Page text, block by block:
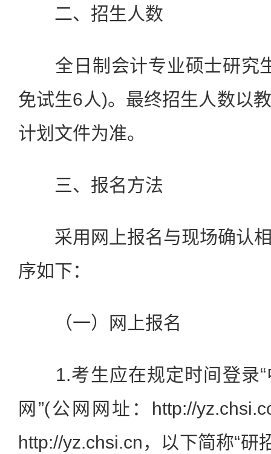
二、招生人数
全日制会计专业硕士研究
免试生6人)。最终招生人数以
计划文件为准。
三、报名方法
采用网上报名与现场确认相
序如下：
（一）网上报名
1.考生应在规定时间登录“
网”(公网网址：http://
http://yz.chsi.cn，以下简称“研